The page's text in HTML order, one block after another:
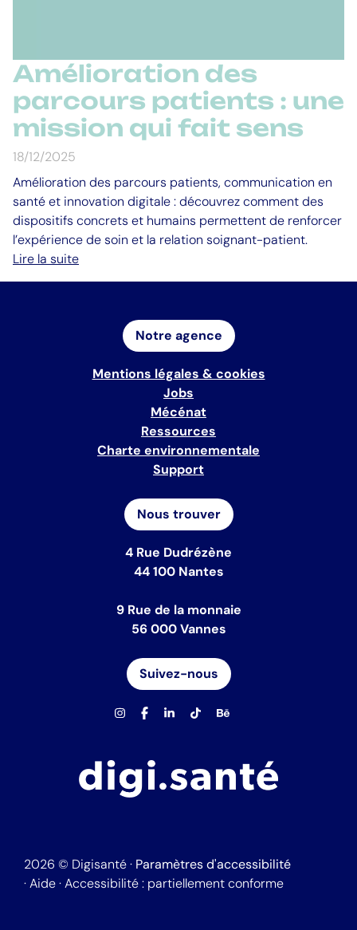
Amélioration des
parcours patients : une
mission qui fait sens
18/12/2025
Amélioration des parcours patients, communication en
santé et innovation digitale : découvrez comment des
dispositifs concrets et humains permettent de renforcer
l’expérience de soin et la relation soignant-patient.
Lire la suite
Notre agence
Mentions légales & cookies
Jobs
Mécénat
Ressources
Charte environnementale
Support
Nous trouver
4 Rue Dudrézène
44 100 Nantes
9 Rue de la monnaie
56 000 Vannes
Suivez-nous
2026 © Digisanté · Paramètres d'accessibilité
·Aide·Accessibilité : partiellement conforme